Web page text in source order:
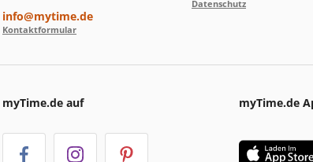
info@mytime.de
Kontaktformular
Datenschutz
myTime.de auf myTime.de